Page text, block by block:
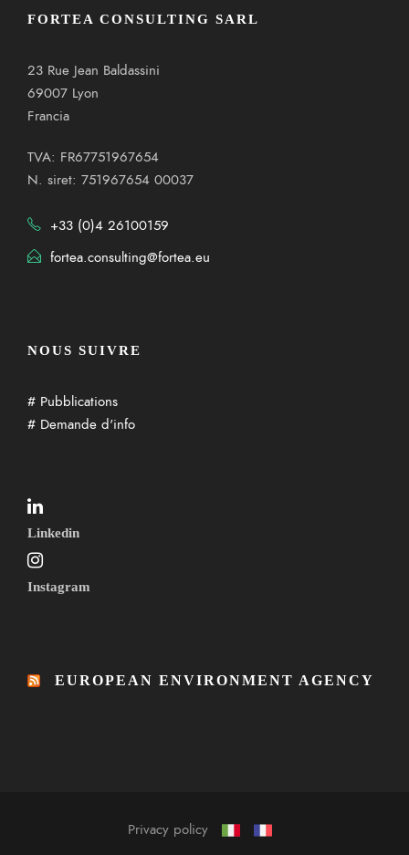
FORTEA CONSULTING SARL
23 Rue Jean Baldassini
69007 Lyon
Francia
TVA: FR67751967654
N. siret: 751967654 00037
+33 (0)4 26100159
fortea.consulting@fortea.eu
NOUS SUIVRE
# Pubblications
# Demande d'info
Linkedin
Instagram
EUROPEAN ENVIRONMENT AGENCY
Privacy policy